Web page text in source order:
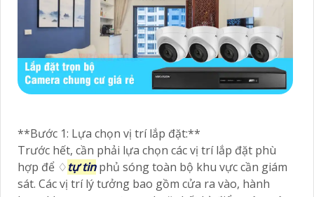
**Bước 1: Lựa chọn vị trí lắp đặt:**
Trước hết, cần phải lựa chọn các vị trí lắp đặt phù
hợp để ♢tự tinphủ sóng toàn bộ khu vực cần giám
sát. Các vị trí lý tưởng bao gồm cửa ra vào, hành